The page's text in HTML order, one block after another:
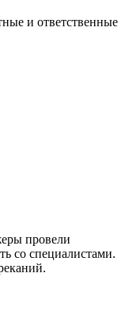
и ответственные
провели
со специалистами.